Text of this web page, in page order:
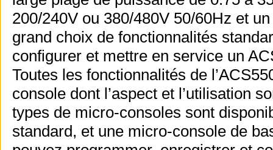
200/240V ou 380/480V 50/60Hz et
grand choix de fonctionnalités
configurer et mettre en service un
Toutes les fonctionnalités de
console dont l’aspect et l’utilisation
types de micro-consoles sont
standard, et une micro-console de